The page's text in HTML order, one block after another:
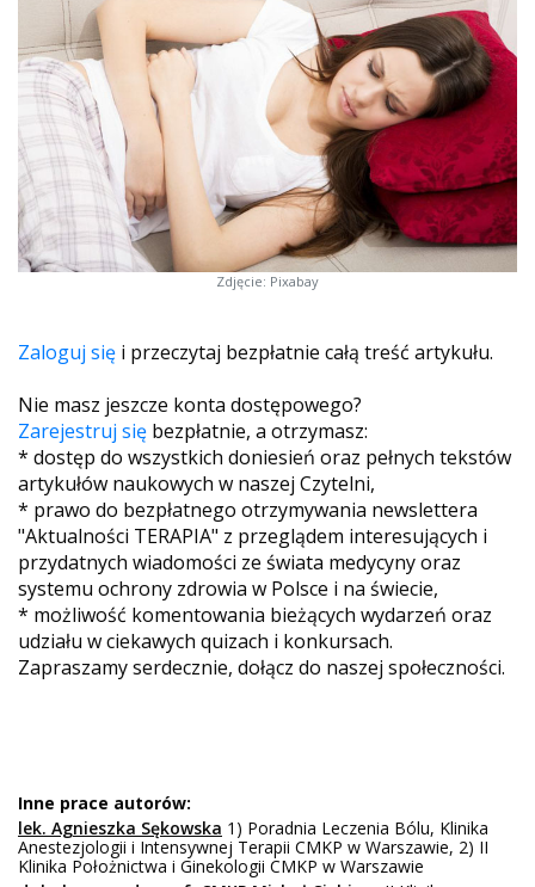
Zdjęcie: Pixabay
Zaloguj się i przeczytaj bezpłatnie całą treść artykułu.
Nie masz jeszcze konta dostępowego?
Zarejestruj się bezpłatnie, a otrzymasz:
* dostęp do wszystkich doniesień oraz pełnych tekstów
artykułów naukowych w naszej Czytelni,
* prawo do bezpłatnego otrzymywania newslettera
"Aktualności TERAPIA" z przeglądem interesujących i
przydatnych wiadomości ze świata medycyny oraz
systemu ochrony zdrowia w Polsce i na świecie,
* możliwość komentowania bieżących wydarzeń oraz
udziału w ciekawych quizach i konkursach.
Zapraszamy serdecznie, dołącz do naszej społeczności.
Inne prace autorów:
lek. Agnieszka Sękowska 1) Poradnia Leczenia Bólu, Klinika
Anestezjologii i Intensywnej Terapii CMKP w Warszawie, 2) II
Klinika Położnictwa i Ginekologii CMKP w Warszawie